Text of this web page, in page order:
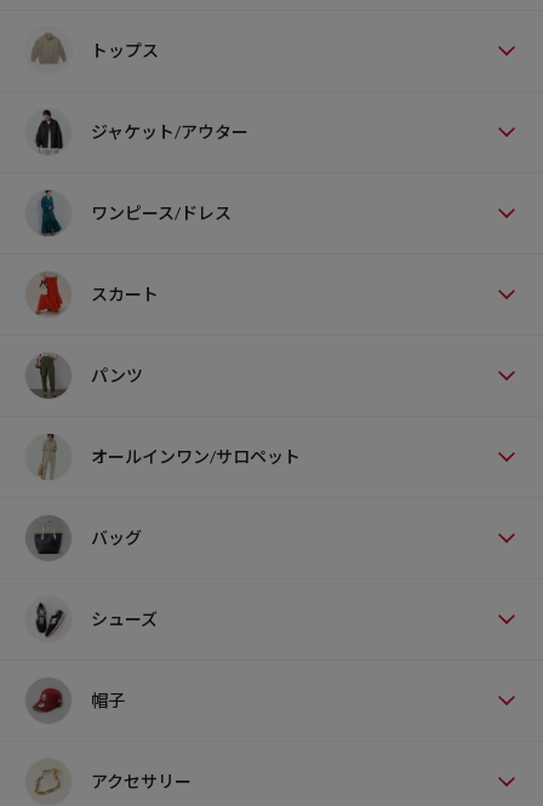
トップス
ジャケット/アウター
ワンピース/ドレス
スカート
パンツ
オールインワン/サロペット
バッグ
シューズ
帽子
アクセサリー